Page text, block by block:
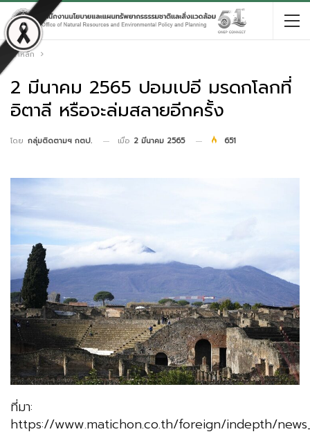
หน้าหลัก
2 มีนาคม 2565 ปอมเปอี มรดกโลกที่
อิตาลี หรือจะล่มสลายอีกครั้ง
โดย กลุ่มติดตามฯ กตป. เมื่อ 2 มีนาคม 2565 651
ที่มา:
https://www.matichon.co.th/foreign/indepth/